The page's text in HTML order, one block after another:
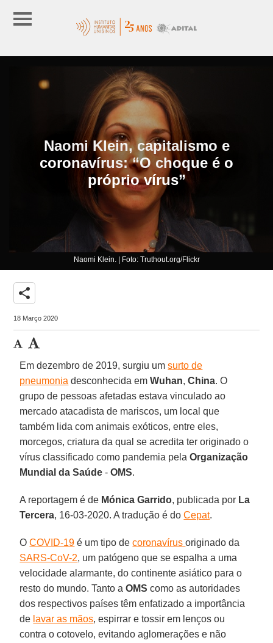
Naomi Klein, capitalismo e
coronavírus: “O choque é o
próprio vírus”
Naomi Klein. | Foto: Truthout.org/Flickr
share
18 Março 2020
Em dezembro de 2019, surgiu umsurto de
pneumonia desconhecida emWuhan,China. O
grupo de pessoas afetadas estava vinculado ao
mercado atacadista de mariscos, um local que
também lida com animais exóticos, entre eles,
morcegos, criatura da qual se acredita ter originado o
vírus classificado como pandemia pelaOrganização
Mundial da Saúde -OMS.
A reportagem é de Mónica Garrido, publicada por La
Tercera, 16-03-2020. A tradução é doCepat.
OCOVID-19 é um tipo decoronavírusoriginado da
SARS-CoV-2, um patógeno que se espalha a uma
velocidade alarmante, do continente asiático para o
resto do mundo. Tanto aOMS como as autoridades
dos respectivos países têm enfatizado a importância
de lavar as mãos, espirrar e tossir em lenços ou
contra o cotovelo, evitando aglomerações e não